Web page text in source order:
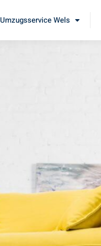
Umzugsservice Wels